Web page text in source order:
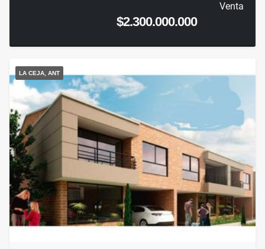
Venta
$2.300.000.000
LA CEJA, ANT